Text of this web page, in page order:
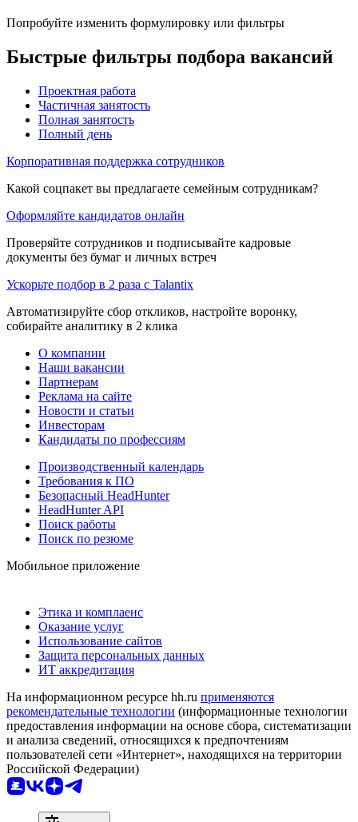
Попробуйте изменить формулировку или фильтры
Быстрые фильтры подбора вакансий
Проектная работа
Частичная занятость
Полная занятость
Полный день
Корпоративная поддержка сотрудников
Какой соцпакет вы предлагаете семейным сотрудникам?
Оформляйте кандидатов онлайн
Проверяйте сотрудников и подписывайте кадровые
документы без бумаг и личных встреч
Ускорьте подбор в 2 раза с Talantix
Автоматизируйте сбор откликов, настройте воронку,
собирайте аналитику в 2 клика
О компании
Наши вакансии
Партнерам
Реклама на сайте
Новости и статьи
Инвесторам
Кандидаты по профессиям
Производственный календарь
Требования к ПО
Безопасный HeadHunter
HeadHunter API
Поиск работы
Поиск по резюме
Мобильное приложение
Этика и комплаенс
Оказание услуг
Использование сайтов
Защита персональных данных
ИТ аккредитация
На информационном ресурсе hh.ru применяются
рекомендательные технологии (информационные технологии
предоставления информации на основе сбора, систематизации
и анализа сведений, относящихся к предпочтениям
пользователей сети «Интернет», находящихся на территории
Российской Федерации)